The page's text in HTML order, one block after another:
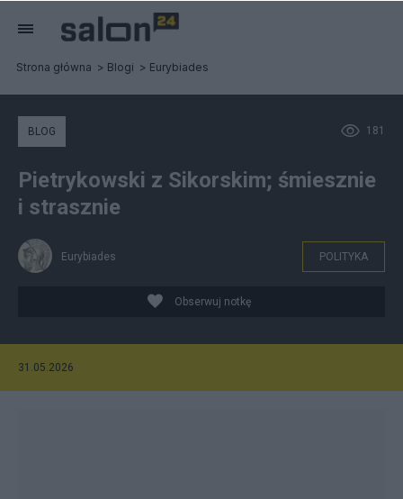
Strona główna Blogi Eurybiades
181
BLOG
Pietrykowski z Sikorskim; śmiesznie
i strasznie
Eurybiades POLITYKA
Obserwuj notkę
31.05.2026